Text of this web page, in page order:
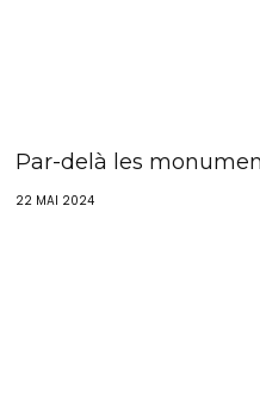
Par-delà les
22 MAI 2024